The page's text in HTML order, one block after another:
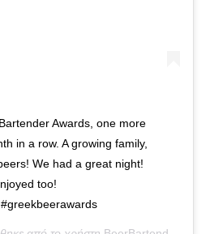
Awards, one more
in a row. A growing family,
We had a great night!
too!